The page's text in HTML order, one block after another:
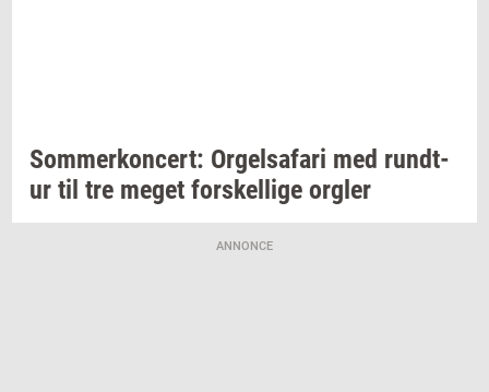
Som­mer­kon­cert: Or­gel­s­a­fa­ri med rund­t­
ur til tre meget for­skel­li­ge org­ler
ANNONCE